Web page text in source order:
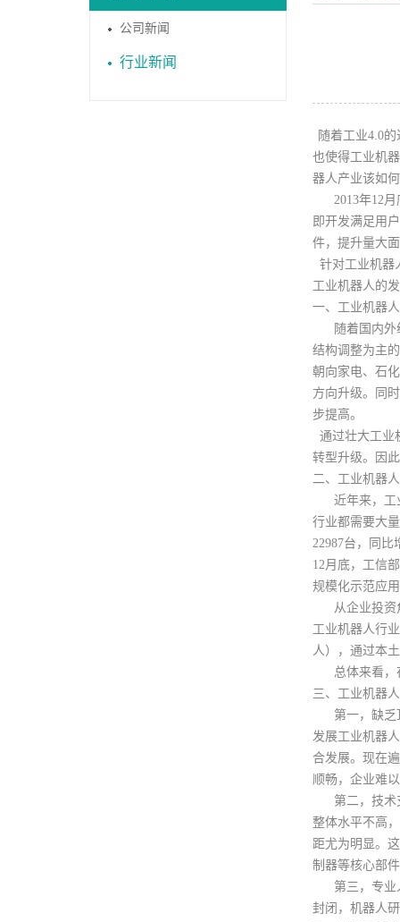
公司新闻
行业新闻
随着工业4.0
也使得工业机
器人产业该如
2013年12月
即开发满足用
件，提升量大
针对工业机器
工业机器人的
一、工业机器
随着国内外经
结构调整为主
朝向家电、石
方向升级。同
步提高。
通过壮大工业
转型升级。因
二、工业机器
近年来，工业
行业都需要大
22987台，同比
12月底，工信
规模化示范应
从企业投资角
工业机器人行
人），通过本
总体来看，在
三、工业机器
第一，缺乏顶
发展工业机器
合发展。现在
顺畅，企业难
第二，技术支
整体水平不高
距尤为明显。
制器等核心部
第三，专业人
封闭，机器人